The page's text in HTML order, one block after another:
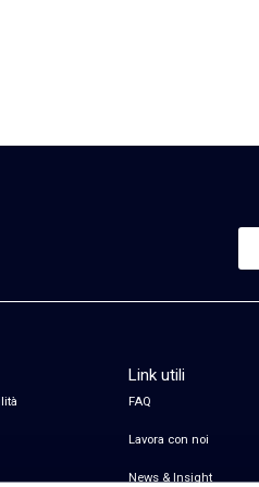
Link utili
FAQ
Lavora con noi
News & Insight